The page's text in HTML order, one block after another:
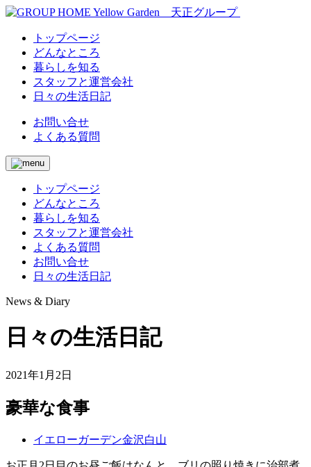
トップページ
どんなところ
暮らしを知る
スタッフと運営会社
日々の生活日記
お問い合せ
よくある質問
トップページ
どんなところ
暮らしを知る
スタッフと運営会社
よくある質問
お問い合せ
日々の生活日記
News & Diary
日々の生活日記
2021年1月2日
豪華な食事
イエローガーデン金沢白山